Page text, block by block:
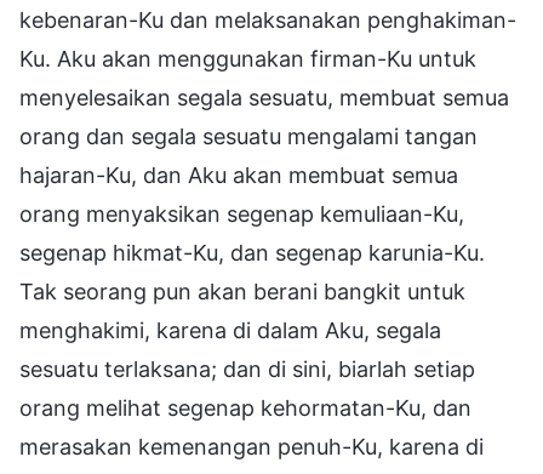
kebenaran-Ku dan melaksanakan penghakiman-
Ku. Aku akan menggunakan firman-Ku untuk
menyelesaikan segala sesuatu, membuat semua
orang dan segala sesuatu mengalami tangan
hajaran-Ku, dan Aku akan membuat semua
orang menyaksikan segenap kemuliaan-Ku,
segenap hikmat-Ku, dan segenap karunia-Ku.
Tak seorang pun akan berani bangkit untuk
menghakimi, karena di dalam Aku, segala
sesuatu terlaksana; dan di sini, biarlah setiap
orang melihat segenap kehormatan-Ku, dan
merasakan kemenangan penuh-Ku, karena di